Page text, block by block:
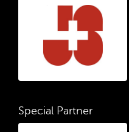
Special Partner